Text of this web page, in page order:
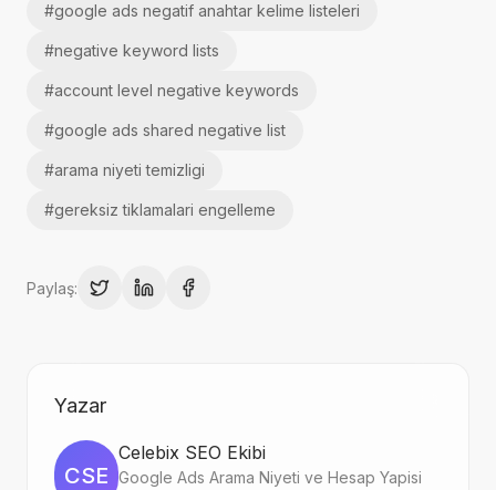
#google ads negatif anahtar kelime listeleri
#negative keyword lists
#account level negative keywords
#google ads shared negative list
#arama niyeti temizligi
#gereksiz tiklamalari engelleme
Paylaş:
Yazar
CSE
Celebix SEO Ekibi
Google Ads Arama Niyeti ve Hesap Yapisi